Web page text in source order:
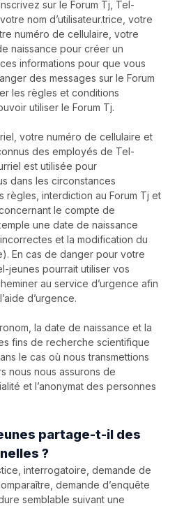
sur le Forum Tj, Tel-
nom d’utilisateur.trice, votre
numéro de cellulaire, votre
naissance pour créer un
informations pour que vous
des messages sur le Forum
les règles et conditions
utiliser le Forum Tj.
votre numéro de cellulaire et
des employés de Tel-
est utilisée pour
dans les circonstances
règles, interdiction au Forum Tj et
le compte de
une date de naissance
et la modification du
En cas de danger pour votre
jeunes pourrait utiliser vos
au service d’urgence afin
d’urgence.
la date de naissance et la
fins de recherche scientifique
le cas où nous transmettions
nous nous assurons de
et l’anonymat des personnes
partage-t-il des
?
interrogatoire, demande de
demande d’enquête
semblable suivant une